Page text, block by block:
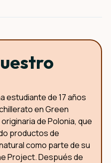
estudiante de 17 años
en Green
de Polonia, que
productos de
como parte de su
Project. Después de